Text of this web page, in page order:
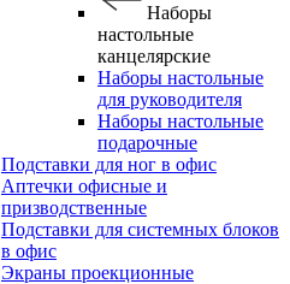
Наборы
настольные
канцелярские
Наборы настольные
для руководителя
Наборы настольные
подарочные
Подставки для ног в офис
Аптечки офисные и
призводственные
Подставки для системных блоков
в офис
Экраны проекционные